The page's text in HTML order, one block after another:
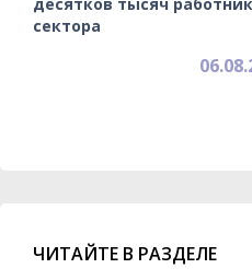
сектора
ЧИТАЙТЕ В РАЗДЕЛЕ